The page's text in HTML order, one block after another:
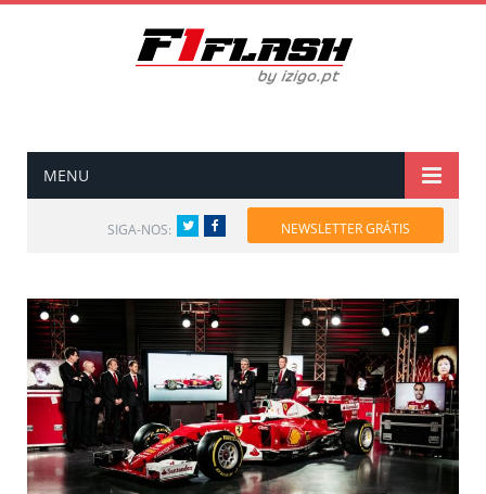
MENU
SIGA-NOS: TwitterFacebook NEWSLETTER GRÁTIS